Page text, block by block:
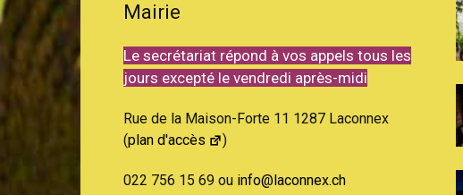
Mairie
Le secrétariat répond à vos appels tous les
jours excepté le vendredi après-midi
Rue de la Maison-Forte 11 1287 Laconnex
(plan d'accès )
022 756 15 69 ou info@laconnex.ch